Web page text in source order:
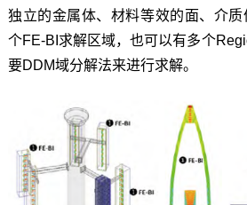
独立的金属体、材料等效的面、介
个FE-BI求解区域，也可以有多个
要DDM域分解法来进行求解。